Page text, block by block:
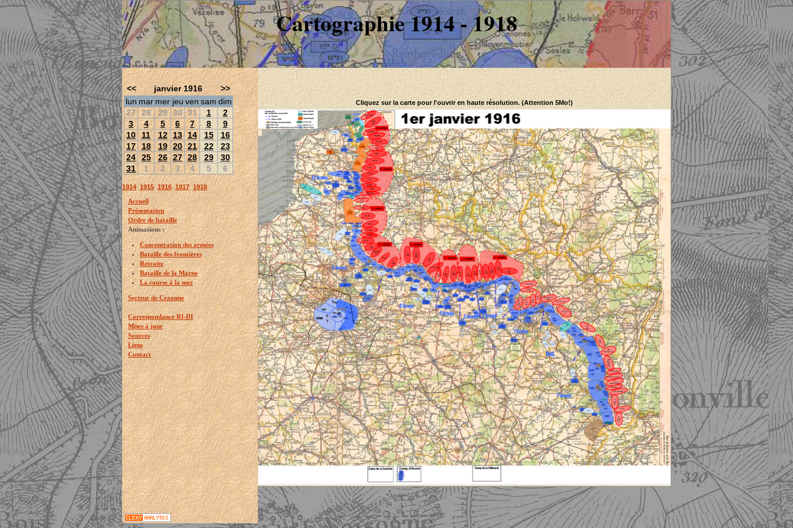
Cartographie 1914 - 1918
<< janvier 1916
>>
lun mar mer jeu ven sam dim
27 28 29 30 31 1
2
3
4 5 6 7 8
9
10
11 12 13 14 15
16
17 18 19 20 21 22
23
24 25 26 27 28 29
30
31
1 2 3 4 5 6
1914 1915 1916 1917 1918
Accueil
Présentation
Ordre de bataille
Animations :
Concentration des armées
Bataille des frontières
Retraite
Bataille de la Marne
La course à la mer
Secteur de Craonne
Correspondance RI-DI
Mises à jour
Sources
Liens
Contact
Cliquez sur la carte pour l'ouvrir en haute résolution. (Attention 5Mo!)